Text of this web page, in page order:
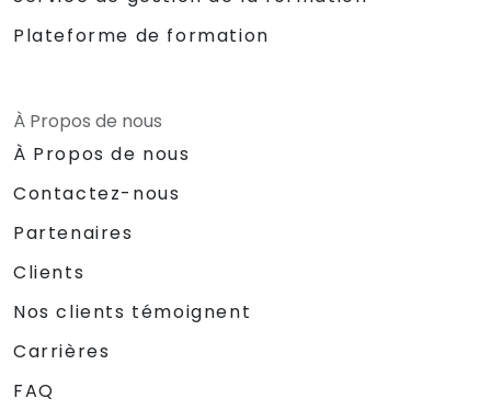
Plateforme de formation
À Propos de nous
À Propos de nous
Contactez-nous
Partenaires
Clients
Nos clients témoignent
Carrières
FAQ